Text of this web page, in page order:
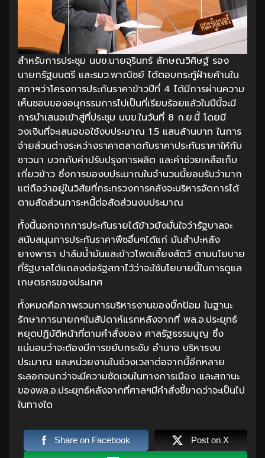
สำหรับการประชุม นบข.นายจุรินทร์ ลักษณวิศิษฐ์ รอง
นายกรัฐมนตรี และรมว.พาณิชย์ ได้ตอบกระทู้ฝ่ายค้านใน
สภาฯว่าโครงการประกันราคาข้าวปีที่ 4 ได้มีการผ่านความ
เห็นชอบของอนุกรรมการไปเป็นที่เรียบร้อยแล้วในปีนี้จะมี
การนำเสนอเข้าสู่ที่ประชุม นบข.ในวันที่ 8 ก.ย.นี้ โดยมี
วงเงินที่จะเสนอขอใช้งบประมาณ 1.5 แสนล้านบาท ในการ
จ่ายส่วนต่างระหว่างราคาตลาดกับราคาประกันราคาให้กับ
ชาวนา บวกกับค่าปรับปรุงการผลิต และค่าช่วยเหลือเก็บ
เกี่ยวข้าว ซึ่งการของบประมาณในจำนวนนี้ยอมรับว่ามาก
แต่ถือว่าอยู่ในวิสัยที่กระทรวงการคลังจะบริหารจัดการได้
ตามสัดส่วนภาระหนี้ต่อสัดส่วนงบประมาณ
ทั้งนี้นอกจากการประกันรายได้ข้าวยังมั่นใจว่ารัฐบาลจะ
สนับสนุนการประกันราคาพืชอื่นๆได้แก่ มันสำปะหลัง
ยางพารา ปาล์มน้ำมันและข้าวโพดเลี้ยงสัตว์ ตามนโยบาย
ที่รัฐบาลได้แถลงต่อรัฐสภาไว้ว่าจะใช้นโยบายนี้ในการดูแล
เกษตรกรของประเทศ
ทั้งหมดคือภาพรวมการบริหารงานของบิ๊กป้อม ในฐานะ
รักษาการนายกฯในสัปดาห์แรกหลังจากที่ พล.อ.ประยุทธ์
หยุดปฏิบัติหน้าที่ตามคำสั่งของ ศาลรัฐธรรมนูญ ซึ่ง
แน่นอนว่าจะต้องมีการขยับกระชับ อำนาจ บริหารงบ
ประมาณ และหน่วยงานในช่วงเวลาต่อจากนี้อีกหลาย
ระลอกจนกว่าจะมีความชัดเจนในทางการเมือง และสถานะ
ของพล.อ.ประยุทธ์หลังจากที่ศาลฯมีคำสั่งชี้ขาดว่าจะเป็นไป
ในทางใด
Share on Facebook Post on X